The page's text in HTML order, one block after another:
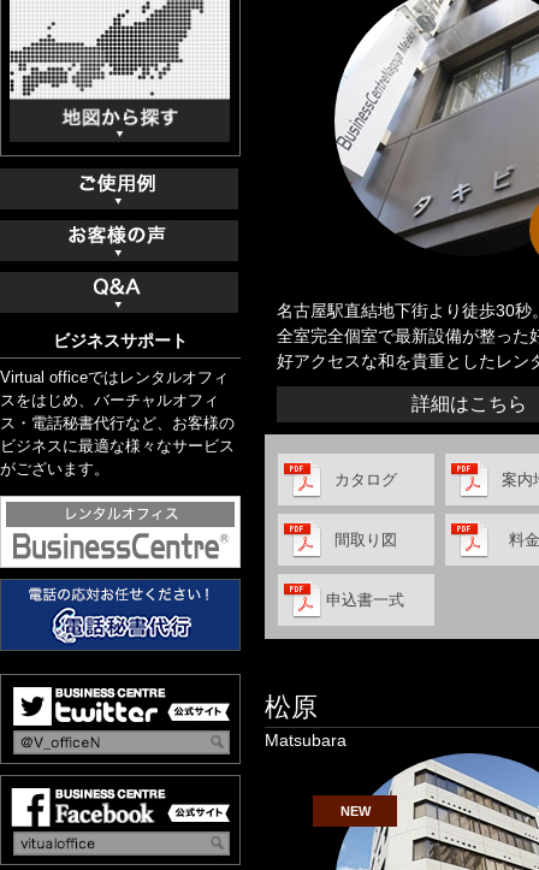
名古屋駅直結地下街より徒歩30秒
全室完全個室で最新設備が整った
好アクセスな和を貴重としたレン
詳細はこちら
カタログ 案内
間取り図 料
申込書一式
松原
Matsubara
NEW
ビジネスサポート
Virtual officeではレンタルオフィ
スをはじめ、バーチャルオフィ
ス・電話秘書代行など、お客様の
ビジネスに最適な様々なサービス
がございます。